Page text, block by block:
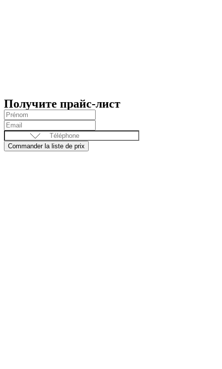
Получите прайс-лист
Commander la liste de prix